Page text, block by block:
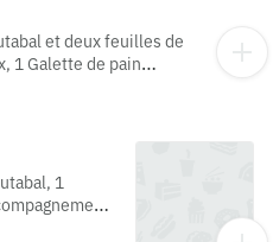
et deux feuilles de
1 Galette de pain
1